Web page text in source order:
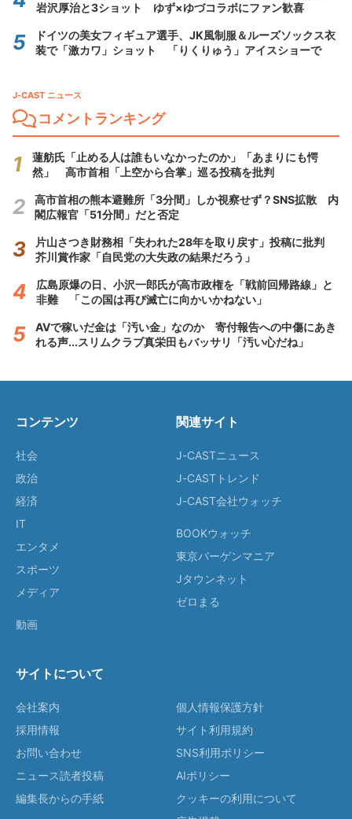
岩沢厚治と3ショット ゆず×ゆづコラボにファン歓喜
ドイツの美女フィギュア選手、JK風制服＆ルーズソックス衣
装で「激カワ」ショット 「りくりゅう」アイスショーで
J-CAST ニュース
コメントランキング
蓮舫氏「止める人は誰もいなかったのか」「あまりにも愕
然」 高市首相「上空から合掌」巡る投稿を批判
高市首相の熊本避難所「3分間」しか視察せず？SNS拡散 内
閣広報官「51分間」だと否定
片山さつき財務相「失われた28年を取り戻す」投稿に批判
芥川賞作家「自民党の大失政の結果だろう」
広島原爆の日、小沢一郎氏が高市政権を「戦前回帰路線」と
非難 「この国は再び滅亡に向かいかねない」
AVで稼いだ金は「汚い金」なのか 寄付報告への中傷にあき
れる声...スリムクラブ真栄田もバッサリ「汚い心だね」
コンテンツ
社会
政治
経済
IT
エンタメ
スポーツ
メディア
動画
関連サイト
J-CASTニュース
J-CASTトレンド
J-CAST会社ウォッチ
BOOKウォッチ
東京バーゲンマニア
Jタウンネット
ゼロまる
サイトについて
会社案内
採用情報
お問い合わせ
ニュース読者投稿
編集長からの手紙
個人情報保護方針
サイト利用規約
SNS利用ポリシー
AIポリシー
クッキーの利用について